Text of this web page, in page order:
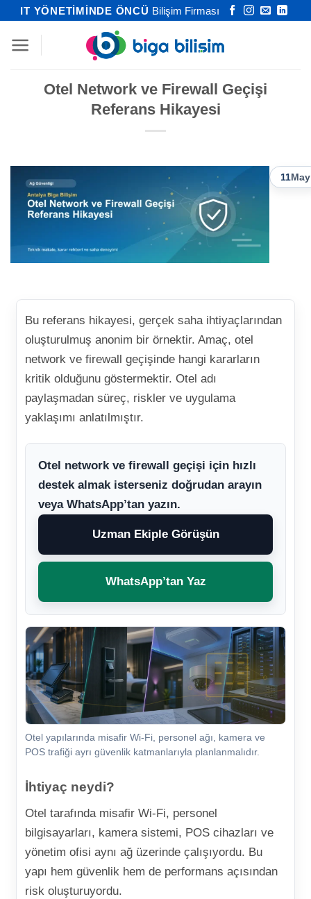
İçeriğeIT YÖNETİMİNDE ÖNCÜ Bilişim Firması
Otel Network ve Firewall Geçişi
Referans Hikayesi
11May
Bu referans hikayesi, gerçek saha ihtiyaçlarından
oluşturulmuş anonim bir örnektir. Amaç, otel
network ve firewall geçişinde hangi kararların
kritik olduğunu göstermektir. Otel adı
paylaşmadan süreç, riskler ve uygulama
yaklaşımı anlatılmıştır.
Otel network ve firewall geçişi için hızlı
destek almak isterseniz doğrudan arayın
veya WhatsApp’tan yazın.
Uzman Ekiple Görüşün
WhatsApp’tan Yaz
Otel yapılarında misafir Wi-Fi, personel ağı, kamera ve
POS trafiği ayrı güvenlik katmanlarıyla planlanmalıdır.
İhtiyaç neydi?
Otel tarafında misafir Wi-Fi, personel
bilgisayarları, kamera sistemi, POS cihazları ve
yönetim ofisi aynı ağ üzerinde çalışıyordu. Bu
yapı hem güvenlik hem de performans açısından
risk oluşturuyordu.